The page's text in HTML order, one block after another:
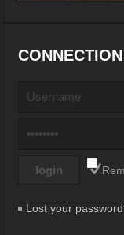
CONNECTION
Lost your